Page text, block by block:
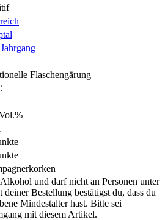
Flaschengärung
und darf nicht an Personen unter
Bestellung bestätigst du, dass du
Mindestalter hast. Bitte sei
mit diesem Artikel.